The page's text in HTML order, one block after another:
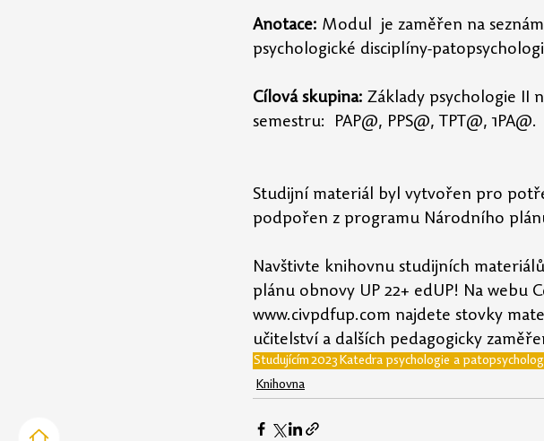
Anotace: Modul  je zaměřen na
psychologické disciplíny-
Cílová skupina: Základy psychologie II
semestru:  PAP@, PPS@, TPT@, 1PA@.
Studijní materiál byl vytvořen pro
podpořen z programu Národního
Navštivte knihovnu studijních
plánu obnovy UP 22+ edUP! Na webu
www.civpdfup.com najdete stovky
učitelství a dalších pedagogicky
Studujícím 2023 Katedra psychologie a
Knihovna